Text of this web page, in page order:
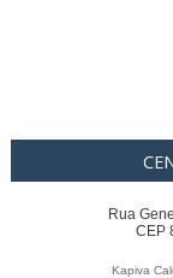
Rua
CEP
Kapiva